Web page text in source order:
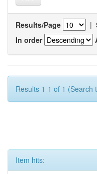
Results/Page |
In order
Results 1-1 of 1 (Search
Item hits: